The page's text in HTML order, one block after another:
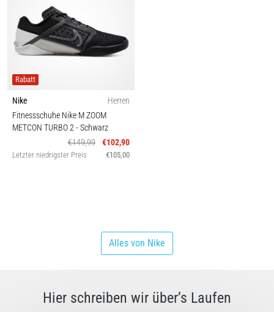
Rabatt
Nike
Herren
Fitnessschuhe Nike M ZOOM
METCON TURBO 2- Schwarz
€149,99
€102,90
Letzter niedrigster Preis €105,00
Alles von Nike
Hier schreiben wir über’s Laufen